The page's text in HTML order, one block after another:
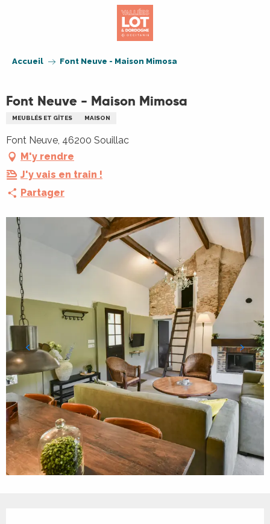
Accueil Font Neuve - Maison Mimosa
Font Neuve - Maison Mimosa
MEUBLÉS ET GÎTES MAISON
Font Neuve, 46200 Souillac
M'y rendre
J'y vais en train !
Partager